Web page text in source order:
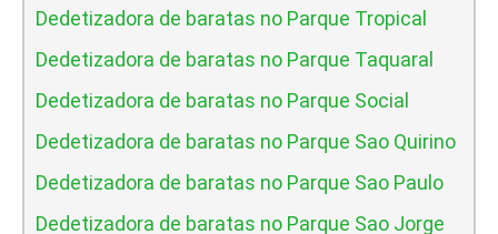
Dedetizadora de baratas no Parque Tropical
Dedetizadora de baratas no Parque Taquaral
Dedetizadora de baratas no Parque Social
Dedetizadora de baratas no Parque Sao Quirino
Dedetizadora de baratas no Parque Sao Paulo
Dedetizadora de baratas no Parque Sao Jorge